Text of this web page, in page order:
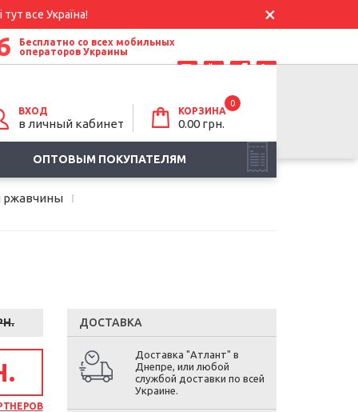
все Україна!
Бесплатно со всех мобильных
операторов Украины
ВХОД
в личный кабинет
КОРЗИНА
0
0.00 грн.
ОПТОВЫМ ПОКУПАТЕЛЯМ
ржавчины
ДОСТАВКА
Доставка "Атлант" в
Днепре, или любой
службой доставки по всей
Украине.